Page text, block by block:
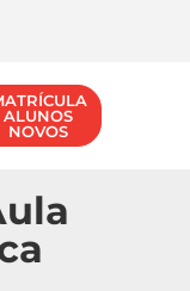
ALUNOS
NOVOS